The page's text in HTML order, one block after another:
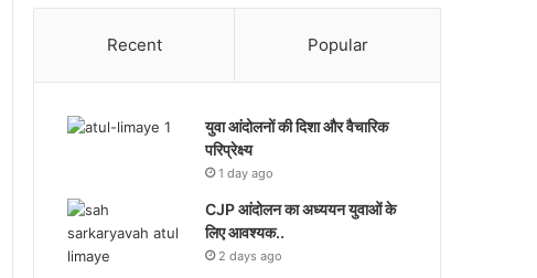
Recent Popular
युवा आंदोलनों की दिशा और वैचारिक
परिप्रेक्ष्य
1 day ago
CJP आंदोलन का अध्ययन युवाओं के
लिए आवश्यक..
2 days ago